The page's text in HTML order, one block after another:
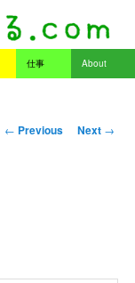
仕事 About
Post navigation
← Previous Next →